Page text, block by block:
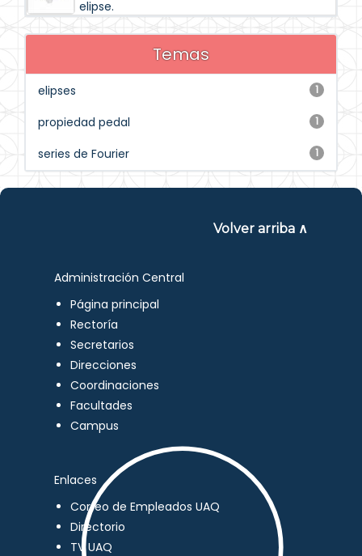
elipse.
Temas
1
elipses
1
propiedad pedal
1
series de Fourier
Volver arriba ∧
Administración Central
Página principal
Rectoría
Secretarios
Direcciones
Coordinaciones
Facultades
Campus
Enlaces
Correo de Empleados UAQ
Directorio
TV UAQ